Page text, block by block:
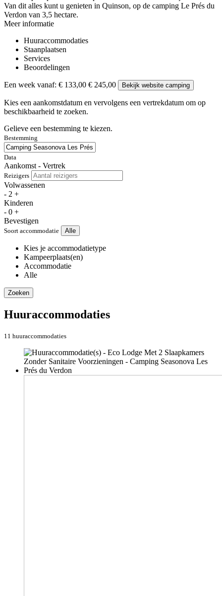
Van dit alles kunt u genieten in Quinson, op de camping Le Prés du
Verdon van 3,5 hectare.
Meer informatie
Huuraccommodaties
Staanplaatsen
Services
Beoordelingen
Een week vanaf: € 133,00 € 245,00 Bekijk website camping
Kies een aankomstdatum en vervolgens een vertrekdatum om op
beschikbaarheid te zoeken.
Gelieve een bestemming te kiezen.
Bestemming
Data
Aankomst - Vertrek
Reizigers
Volwassenen
- 2 +
Kinderen
- 0 +
Bevestigen
Soort accommodatie Alle
Kies je accommodatietype
Kampeerplaats(en)
Accommodatie
Alle
Zoeken
Huuraccommodaties
11 huuraccommodaties